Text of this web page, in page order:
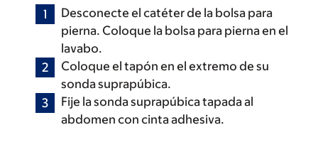
Desconecte el catéter de la bolsa para
pierna. Coloque la bolsa para pierna en el
lavabo.
Coloque el tapón en el extremo de su
sonda suprapúbica.
Fije la sonda suprapúbica tapada al
abdomen con cinta adhesiva.